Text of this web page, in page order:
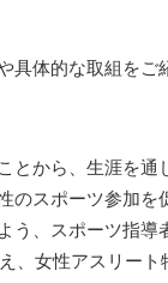
体的な取組をご
から、生涯を
のスポーツ参加
う、スポーツ指
、女性アスリー